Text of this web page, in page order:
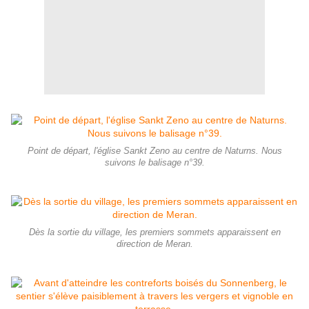
Point de départ, l'église Sankt Zeno au centre de Naturns. Nous
suivons le balisage n°39.
Dès la sortie du village, les premiers sommets apparaissent en
direction de Meran.